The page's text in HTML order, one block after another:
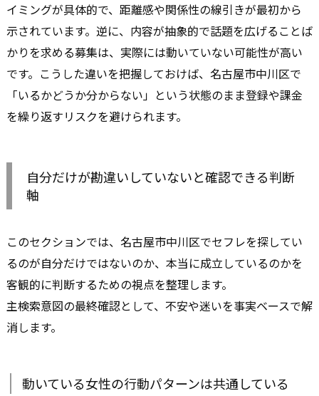
イミングが具体的で、距離感や関係性の線引きが最初から
示されています。逆に、内容が抽象的で話題を広げることば
かりを求める募集は、実際には動いていない可能性が高い
です。こうした違いを把握しておけば、名古屋市中川区で
「いるかどうか分からない」という状態のまま登録や課金
を繰り返すリスクを避けられます。
自分だけが勘違いしていないと確認できる判断
軸
このセクションでは、名古屋市中川区でセフレを探してい
るのが自分だけではないのか、本当に成立しているのかを
客観的に判断するための視点を整理します。
主検索意図の最終確認として、不安や迷いを事実ベースで解
消します。
動いている女性の行動パターンは共通している